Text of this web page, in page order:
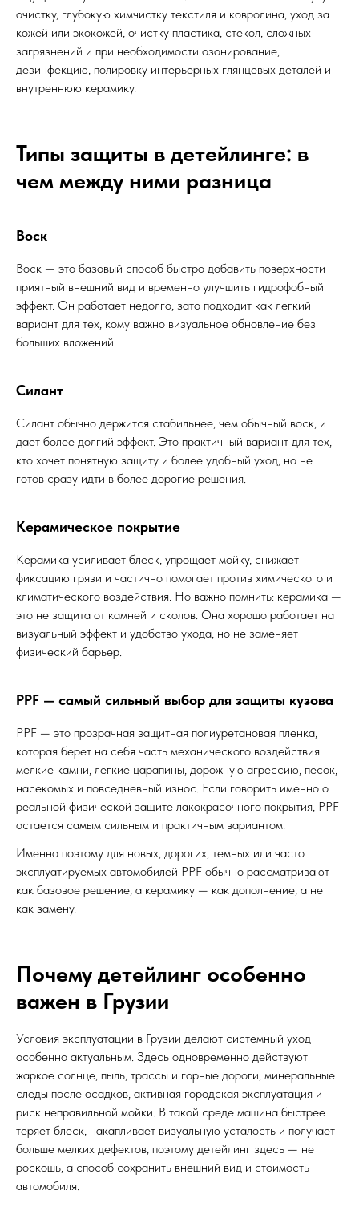
очистку, глубокую химчистку текстиля и ковролина, уход за
кожей или экокожей, очистку пластика, стекол, сложных
загрязнений и при необходимости озонирование,
дезинфекцию, полировку интерьерных глянцевых деталей и
внутреннюю керамику.
Типы защиты в детейлинге: в
чем между ними разница
Воск
Воск — это базовый способ быстро добавить поверхности
приятный внешний вид и временно улучшить гидрофобный
эффект. Он работает недолго, зато подходит как легкий
вариант для тех, кому важно визуальное обновление без
больших вложений.
Силант
Силант обычно держится стабильнее, чем обычный воск, и
дает более долгий эффект. Это практичный вариант для тех,
кто хочет понятную защиту и более удобный уход, но не
готов сразу идти в более дорогие решения.
Керамическое покрытие
Керамика усиливает блеск, упрощает мойку, снижает
фиксацию грязи и частично помогает против химического и
климатического воздействия. Но важно помнить: керамика —
это не защита от камней и сколов. Она хорошо работает на
визуальный эффект и удобство ухода, но не заменяет
физический барьер.
PPF — самый сильный выбор для защиты кузова
PPF — это прозрачная защитная полиуретановая пленка,
которая берет на себя часть механического воздействия:
мелкие камни, легкие царапины, дорожную агрессию, песок,
насекомых и повседневный износ. Если говорить именно о
реальной физической защите лакокрасочного покрытия, PPF
остается самым сильным и практичным вариантом.
Именно поэтому для новых, дорогих, темных или часто
эксплуатируемых автомобилей PPF обычно рассматривают
как базовое решение, а керамику — как дополнение, а не
как замену.
Почему детейлинг особенно
важен в Грузии
Условия эксплуатации в Грузии делают системный уход
особенно актуальным. Здесь одновременно действуют
жаркое солнце, пыль, трассы и горные дороги, минеральные
следы после осадков, активная городская эксплуатация и
риск неправильной мойки. В такой среде машина быстрее
теряет блеск, накапливает визуальную усталость и получает
больше мелких дефектов, поэтому детейлинг здесь — не
роскошь, а способ сохранить внешний вид и стоимость
автомобиля.